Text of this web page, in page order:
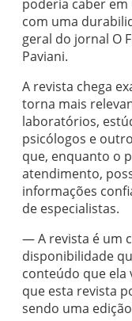
poderia caber
com uma
geral do jornal O
Paviani.
A revista chega
torna mais
laboratórios,
psicólogos e
que, enquanto o
atendimento,
informações
de especialistas.
— A revista é um
disponibilidade
conteúdo que ela
que esta revista
sendo uma